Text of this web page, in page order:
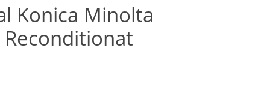
Konica Minolta
Reconditionat